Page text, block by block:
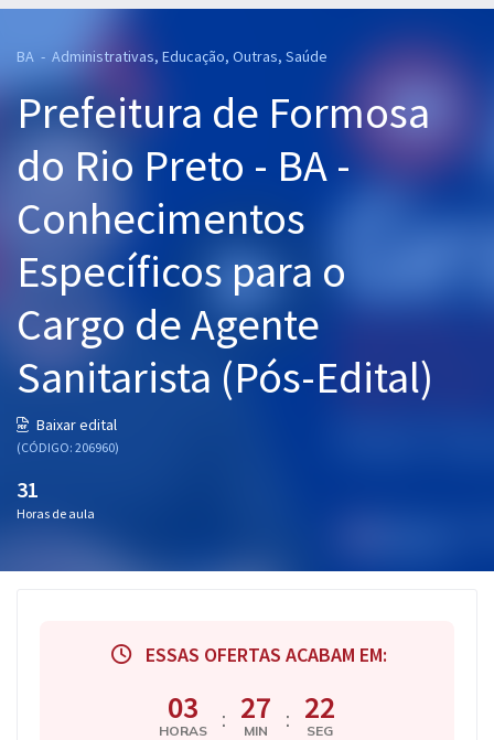
Cursos 20% OFF
Pós
Graduação
OAB
Questões grátis
Blog
Aprovados
BA - Administrativas, Educação, Outras, Saúde
Prefeitura de Formosa
do Rio Preto - BA -
Conhecimentos
Específicos para o
Cargo de Agente
Sanitarista (Pós-Edital)
Baixar edital
(CÓDIGO: 206960)
31
Horas de aula
ESSAS OFERTAS ACABAM EM:
03
HORAS : 27
MIN : 21
SEG